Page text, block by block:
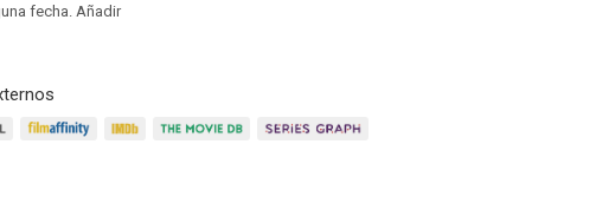
fecha. Añadir